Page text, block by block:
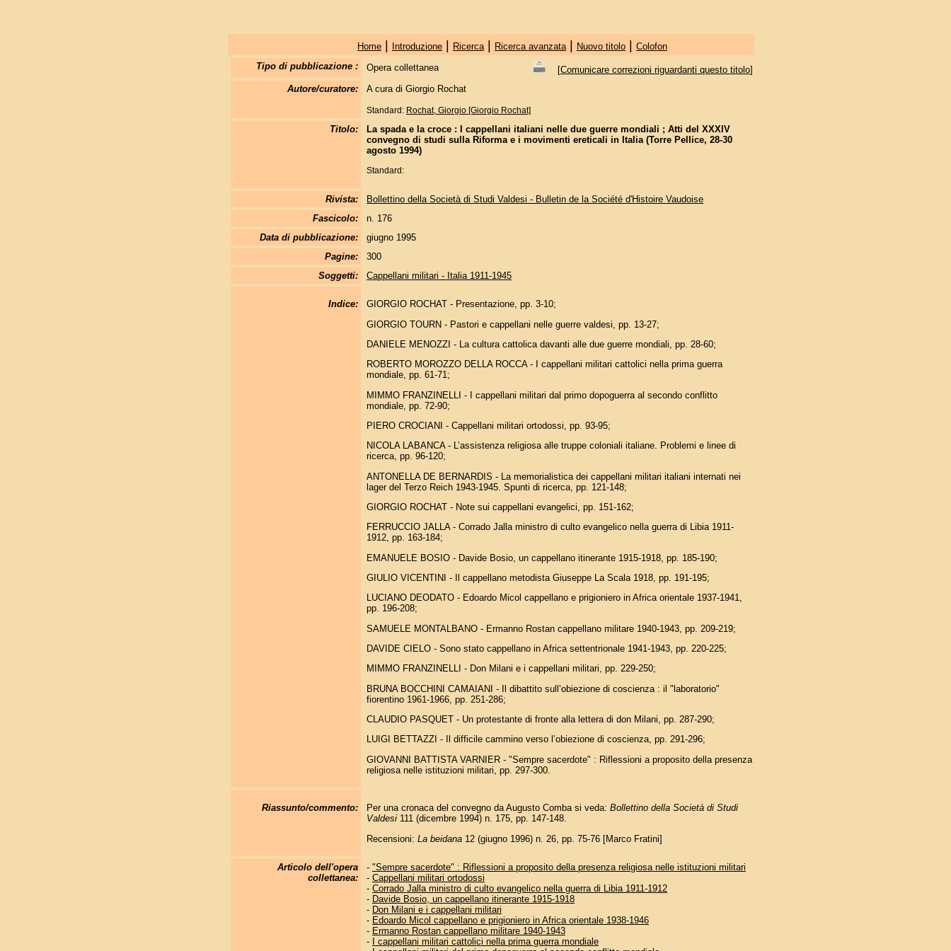
Home| Introduzione| Ricerca| Ricerca avanzata| Nuovo titolo| Colofon
Tipo di pubblicazione :
Opera collettanea [Comunicare correzioni riguardanti questo titolo]
Autore/curatore:
A cura di Giorgio Rochat
Standard: Rochat, Giorgio [Giorgio Rochat]
Titolo:
La spada e la croce : I cappellani italiani nelle due guerre mondiali ; Atti del XXXIV
convegno di studi sulla Riforma e i movimenti ereticali in Italia (Torre Pellice, 28-30
agosto 1994)
Standard:
Rivista:
Bollettino della Società di Studi Valdesi - Bulletin de la Société d'Histoire Vaudoise
Fascicolo:
n. 176
Data di pubblicazione:
giugno 1995
Pagine:
300
Soggetti:
Cappellani militari - Italia 1911-1945
Indice:
GIORGIO ROCHAT - Presentazione, pp. 3-10;
GIORGIO TOURN - Pastori e cappellani nelle guerre valdesi, pp. 13-27;
DANIELE MENOZZI - La cultura cattolica davanti alle due guerre mondiali, pp. 28-60;
ROBERTO MOROZZO DELLA ROCCA - I cappellani militari cattolici nella prima guerra
mondiale, pp. 61-71;
MIMMO FRANZINELLI - I cappellani militari dal primo dopoguerra al secondo conflitto
mondiale, pp. 72-90;
PIERO CROCIANI - Cappellani militari ortodossi, pp. 93-95;
NICOLA LABANCA - L’assistenza religiosa alle truppe coloniali italiane. Problemi e linee di
ricerca, pp. 96-120;
ANTONELLA DE BERNARDIS - La memorialistica dei cappellani militari italiani internati nei
lager del Terzo Reich 1943-1945. Spunti di ricerca, pp. 121-148;
GIORGIO ROCHAT - Note sui cappellani evangelici, pp. 151-162;
FERRUCCIO JALLA - Corrado Jalla ministro di culto evangelico nella guerra di Libia 1911-
1912, pp. 163-184;
EMANUELE BOSIO - Davide Bosio, un cappellano itinerante 1915-1918, pp. 185-190;
GIULIO VICENTINI - Il cappellano metodista Giuseppe La Scala 1918, pp. 191-195;
LUCIANO DEODATO - Edoardo Micol cappellano e prigioniero in Africa orientale 1937-1941,
pp. 196-208;
SAMUELE MONTALBANO - Ermanno Rostan cappellano militare 1940-1943, pp. 209-219;
DAVIDE CIELO - Sono stato cappellano in Africa settentrionale 1941-1943, pp. 220-225;
MIMMO FRANZINELLI - Don Milani e i cappellani militari, pp. 229-250;
BRUNA BOCCHINI CAMAIANI - Il dibattito sull’obiezione di coscienza : il "laboratorio"
fiorentino 1961-1966, pp. 251-286;
CLAUDIO PASQUET - Un protestante di fronte alla lettera di don Milani, pp. 287-290;
LUIGI BETTAZZI - Il difficile cammino verso l’obiezione di coscienza, pp. 291-296;
GIOVANNI BATTISTA VARNIER - "Sempre sacerdote" : Riflessioni a proposito della presenza
religiosa nelle istituzioni militari, pp. 297-300.
Riassunto/commento: Per una cronaca del convegno da Augusto Comba si veda: Bollettino della Società di Studi
Valdesi 111 (dicembre 1994) n. 175, pp. 147-148.
Recensioni: La beidana 12 (giugno 1996) n. 26, pp. 75-76 [Marco Fratini]
Articolo dell'opera
collettanea:
- "Sempre sacerdote" : Riflessioni a proposito della presenza religiosa nelle istituzioni militari
- Cappellani militari ortodossi
- Corrado Jalla ministro di culto evangelico nella guerra di Libia 1911-1912
- Davide Bosio, un cappellano itinerante 1915-1918
- Don Milani e i cappellani militari
- Edoardo Micol cappellano e prigioniero in Africa orientale 1938-1946
- Ermanno Rostan cappellano militare 1940-1943
-
I cappellani militari cattolici nella prima guerra mondiale